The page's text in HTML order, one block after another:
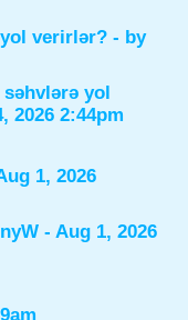
verirlər? - by
yol
2026 2:44pm
1, 2026
- Aug 1, 2026